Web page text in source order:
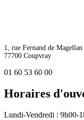
1, rue Fernand de Magellan
77700 Coupvray
01 60 53 60 00
Horaires
Lundi-Vendredi : 9h00-